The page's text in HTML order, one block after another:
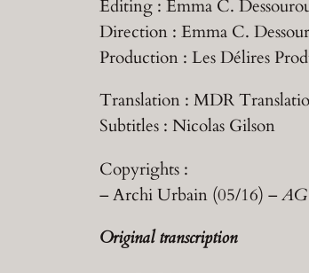
Editing : Emma C.
Direction : Emma C.
Production : Les Délires
Translation : MDR
Subtitles : Nicolas Gilson
Copyrights :
– Archi Urbain (05/16) –AG
Original transcription